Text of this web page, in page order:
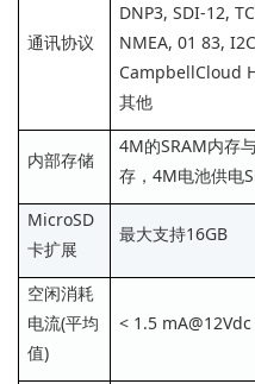
通讯协议
DNP3, SDI-12,
NMEA, 01 83,
CampbellCloud
其他
内部存储
4M的SRAM内存
存，4M电池供电
MicroSD
卡扩展
最大支持16GB
空闲消耗
电流(平均
值)
< 1.5 mA@12Vdc